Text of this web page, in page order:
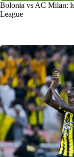
Bolonia vs AC Milan:
League